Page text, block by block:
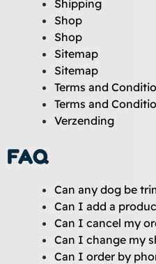
Shipping
Shop
Shop
Sitemap
Sitemap
Terms and
Terms and
Verzending
FAQ
Can any dog be
Can I add a
Can I cancel my
Can I change my
Can I order by